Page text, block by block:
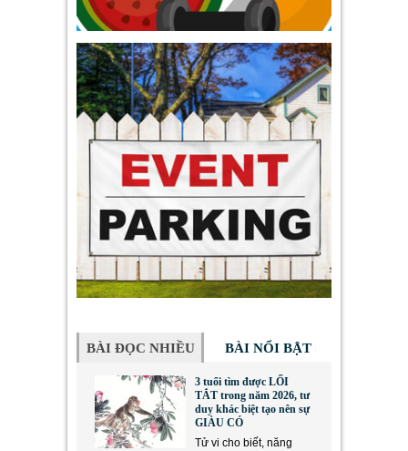
BÀI ĐỌC NHIỀU BÀI NỔI BẬT
3 tuổi tìm được LỐI
TẮT trong năm 2026, tư
duy khác biệt tạo nên sự
GIÀU CÓ
Tử vi cho biết, năng